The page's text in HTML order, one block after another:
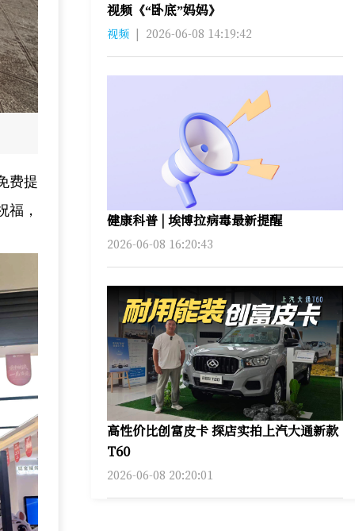
费提
福，
视频《“卧底”妈妈》
视频 | 2026-06-08 14:19:42
健康科普 | 埃博拉病毒最新提醒
2026-06-08 16:20:43
高性价比创富皮卡 探店实拍上汽大通新款
T60
2026-06-08 20:20:01